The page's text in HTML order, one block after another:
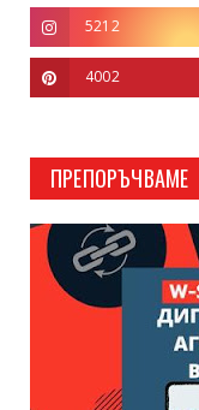
5212
4002
ПРЕПОРЪЧВАМЕ